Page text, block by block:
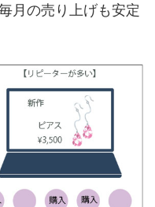
月の売り上げも安定